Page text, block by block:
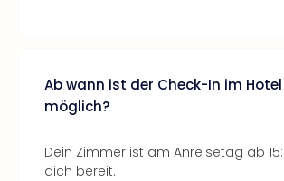
Ab wann ist der Check-In im Hotel
möglich?
Dein Zimmer ist am Anreisetag ab
dich bereit.